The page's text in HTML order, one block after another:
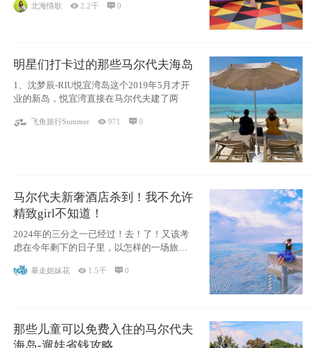
北海情歌 2.2千 0
明星们打卡过的那些马尔代夫海岛
1、沈梦辰-RIU悦宜湾岛这个2019年5月才开
业的新岛，悦宜湾直接在马尔代夫建了两
飞鱼旅行Summer 971 0
马尔代夫新奢酒店杀到！我不允许
精致girl不知道！
2024年的三分之一已经过！去！了！又该考
虑在今年剩下的日子里，以怎样的一场旅行
暴走姐妹花  1.5千 0
那些儿童可以免费入住的马尔代夫